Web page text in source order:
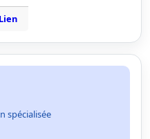
spécialisée